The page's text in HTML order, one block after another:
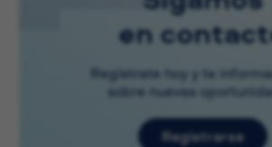
en
Regístrate hoy y te
sobre nuevas
Registrarse